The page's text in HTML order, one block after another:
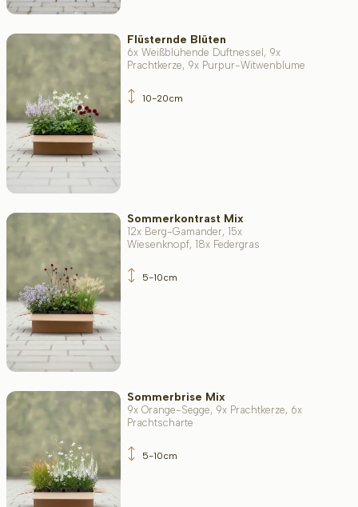
Anwendung
Blütenfarbe
Blattfarbe
Immergrün
Duftend
Bodenart
Flüsternde Blüten
6x Weißblühende Duftnessel, 9x
Prachtkerze, 9x Purpur-Witwenblume
10-20cm
Sommerkontrast Mix
12x Berg-Gamander, 15x
Wiesenknopf, 18x Federgras
5-10cm
Sommerbrise Mix
9x Orange-Segge, 9x Prachtkerze, 6x
Prachtscharte
5-10cm